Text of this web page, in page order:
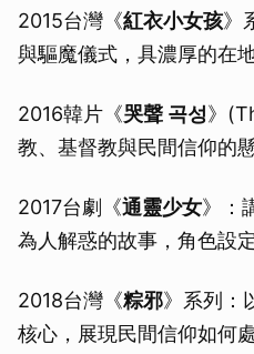
2015台灣《紅衣小女孩》
與驅魔儀式，具濃厚的在
2016韓片《哭聲 곡성》
教、基督教與民間信仰的
2017台劇《通靈少女》：
為人解惑的故事，角色設
2018台灣《粽邪》系列：
核心，展現民間信仰如何